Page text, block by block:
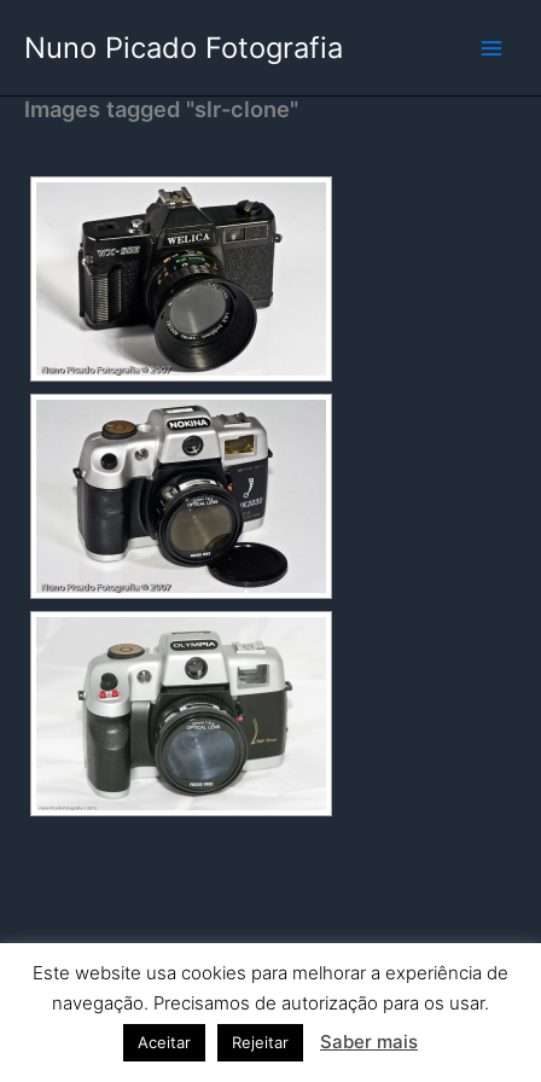
Nuno Picado Fotografia
Images tagged "slr-clone"
Copyright © 2026 Nuno Picado Fotografia | Powered byAstra
WordPress Theme
Este website usa cookies para melhorar a experiência de
navegação. Precisamos de autorização para os usar.
Aceitar Rejeitar Saber mais